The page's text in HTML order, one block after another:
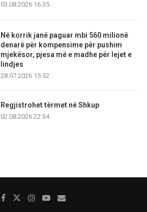
03.08.2026 16:35
Në korrik janë paguar mbi 560 milionë
denarë për kompensime për pushim
mjekësor, pjesa më e madhe për lejet e
lindjes
28.07.2026 15:52
Regjistrohet tërmet në Shkup
02.08.2026 22:34